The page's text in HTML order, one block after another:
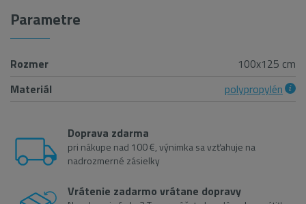
Parametre
Rozmer
100x125 cm
Materiál
polypropylén
Doprava zdarma
pri nákupe nad 100 €, výnimka sa vzťahuje na
nadrozmerné zásielky
Vrátenie zadarmo vrátane dopravy